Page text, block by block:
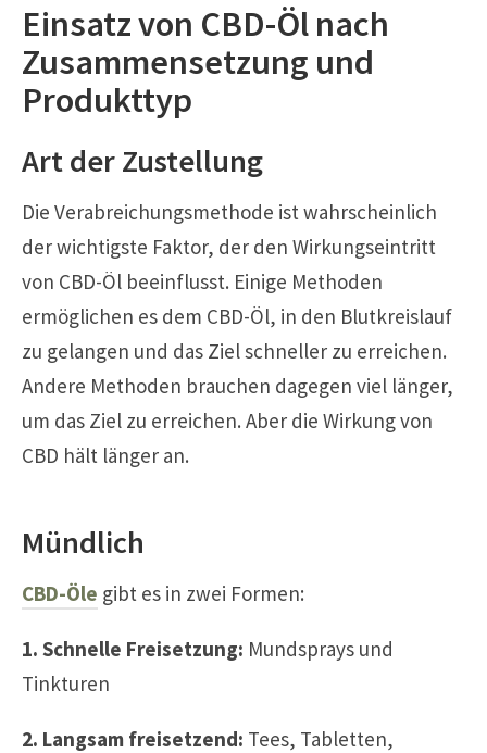
Einsatz von CBD-Öl nach
Zusammensetzung und
Produkttyp
Art der Zustellung
Die Verabreichungsmethode ist wahrscheinlich
der wichtigste Faktor, der den Wirkungseintritt
von CBD-Öl beeinflusst. Einige Methoden
ermöglichen es dem CBD-Öl, in den Blutkreislauf
zu gelangen und das Ziel schneller zu erreichen.
Andere Methoden brauchen dagegen viel länger,
um das Ziel zu erreichen. Aber die Wirkung von
CBD hält länger an.
Mündlich
CBD-Öle gibt es in zwei Formen:
1. Schnelle Freisetzung: Mundsprays und
Tinkturen
2. Langsam freisetzend: Tees, Tabletten,